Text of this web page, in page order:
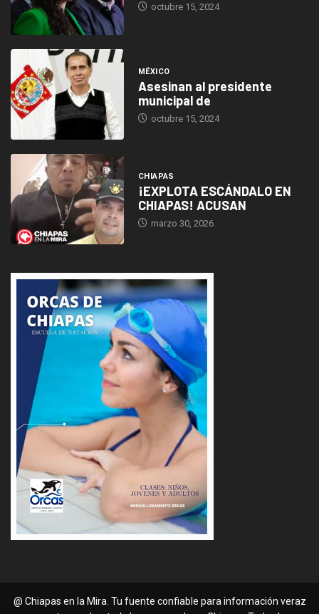
octubre 15, 2024
MÉXICO
Asesinan al presidente
municipal de
octubre 15, 2024
CHIAPAS
¡EXPLOTA ESCÁNDALO EN
CHIAPAS! ACUSAN
marzo 30, 2026
@ Chiapas en la Mira. Tu fuente confiable para información veraz